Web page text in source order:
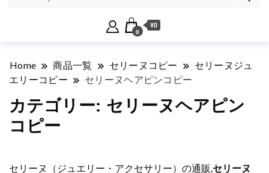
0
¥0
Home 商品一覧 セリーヌコピー
セリーヌジュ
エリーコピー
セリーヌヘアピンコピー
カテゴリー: セリーヌヘアピン
コピー
セリーヌ（ジュエリー・アクセサリー）の通販,セリーヌ